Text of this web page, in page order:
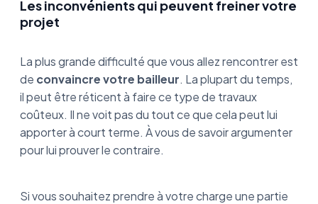
Les inconvénients qui peuvent freiner votre
projet
La plus grande difficulté que vous allez rencontrer est
de convaincre votre bailleur. La plupart du temps,
il peut être réticent à faire ce type de travaux
coûteux. Il ne voit pas du tout ce que cela peut lui
apporter à court terme. À vous de savoir argumenter
pour lui prouver le contraire.
Si vous souhaitez prendre à votre charge une partie